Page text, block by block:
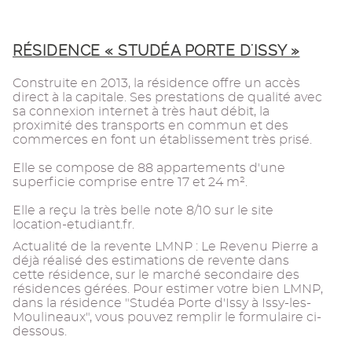
RÉSIDENCE « STUDÉA PORTE D'ISSY »
Construite en 2013, la résidence offre un accès
direct à la capitale. Ses prestations de qualité avec
sa connexion internet à très haut débit, la
proximité des transports en commun et des
commerces en font un établissement très prisé.
Elle se compose de 88 appartements d'une
superficie comprise entre 17 et 24 m².
Elle a reçu la très belle note 8/10 sur le site
location-etudiant.fr.
Actualité de la revente LMNP : Le Revenu Pierre a
déjà réalisé des estimations de revente dans
cette résidence, sur le marché secondaire des
résidences gérées. Pour estimer votre bien LMNP,
dans la résidence "Studéa Porte d'Issy à Issy-les-
Moulineaux", vous pouvez remplir le formulaire ci-
dessous.